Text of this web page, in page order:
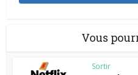
Vous
Sortir